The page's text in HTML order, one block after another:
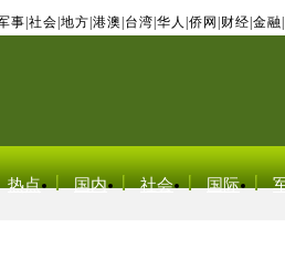
事 社会 地方 港澳 台湾 华人 侨网 财经 金融
热点 国内 社会 国际